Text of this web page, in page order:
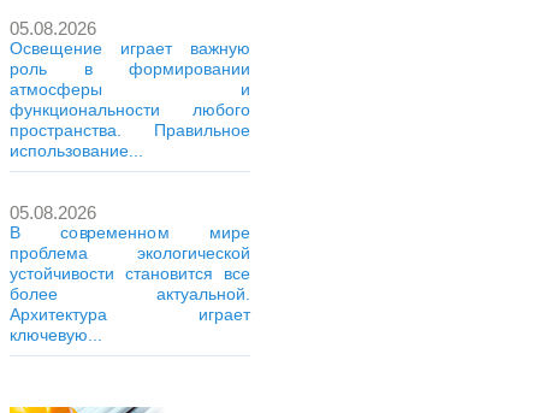
05.08.2026
Освещение играет важную
роль в формировании
атмосферы и
функциональности любого
пространства. Правильное
использование...
05.08.2026
В современном мире
проблема экологической
устойчивости становится все
более актуальной.
Архитектура играет
ключевую...